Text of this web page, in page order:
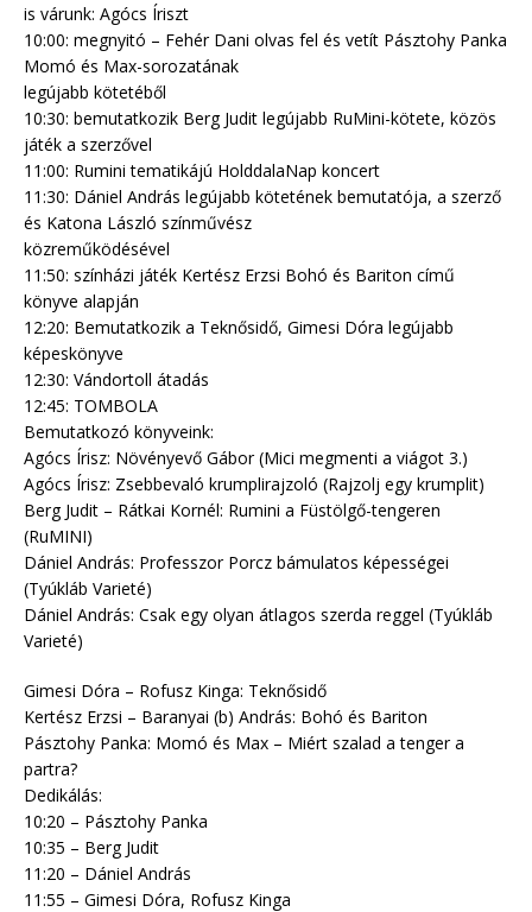
is várunk: Agócs Íriszt
10:00: megnyitó – Fehér Dani olvas fel és vetít Pásztohy Panka
Momó és Max-sorozatának
legújabb kötetéből
10:30: bemutatkozik Berg Judit legújabb RuMini-kötete, közös
játék a szerzővel
11:00: Rumini tematikájú HolddalaNap koncert
11:30: Dániel András legújabb kötetének bemutatója, a szerző
és Katona László színművész
közreműködésével
11:50: színházi játék Kertész Erzsi Bohó és Bariton című
könyve alapján
12:20: Bemutatkozik a Teknősidő, Gimesi Dóra legújabb
képeskönyve
12:30: Vándortoll átadás
12:45: TOMBOLA
Bemutatkozó könyveink:
Agócs Írisz: Növényevő Gábor (Mici megmenti a viágot 3.)
Agócs Írisz: Zsebbevaló krumplirajzoló (Rajzolj egy krumplit)
Berg Judit – Rátkai Kornél: Rumini a Füstölgő-tengeren
(RuMINI)
Dániel András: Professzor Porcz bámulatos képességei
(Tyúkláb Varieté)
Dániel András: Csak egy olyan átlagos szerda reggel (Tyúkláb
Varieté)
Gimesi Dóra – Rofusz Kinga: Teknősidő
Kertész Erzsi – Baranyai (b) András: Bohó és Bariton
Pásztohy Panka: Momó és Max – Miért szalad a tenger a
partra?
Dedikálás:
10:20 – Pásztohy Panka
10:35 – Berg Judit
11:20 – Dániel András
11:55 – Gimesi Dóra, Rofusz Kinga